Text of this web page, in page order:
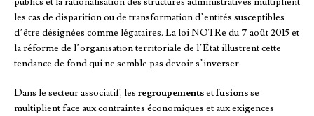
les cas de disparition ou de transformation d’entités susceptibles
d’être désignées comme légataires. La loi NOTRe du 7 août 2015 et
la réforme de l’organisation territoriale de l’État illustrent cette
tendance de fond qui ne semble pas devoir s’inverser.
Dans le secteur associatif, les regroupementsetfusionsse
multiplient face aux contraintes économiques et aux exigences